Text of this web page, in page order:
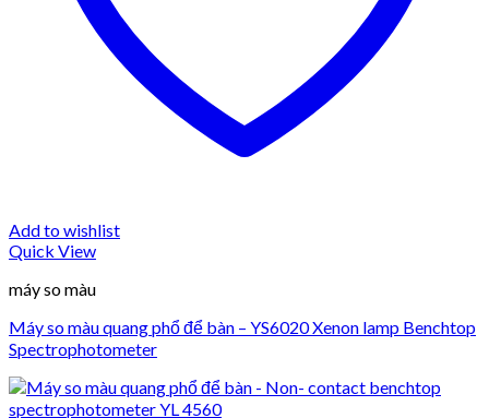
Add to wishlist
Quick View
máy so màu
Máy so màu quang phổ để bàn – YS6020 Xenon lamp Benchtop
Spectrophotometer